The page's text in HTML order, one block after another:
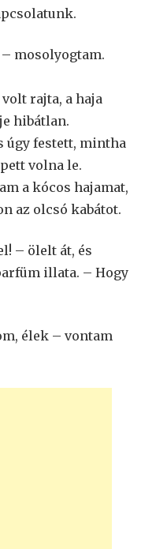
mosolyogtam.
rajta, a haja
hibátlan.
úgy festett, mintha
volna le.
a kócos hajamat,
az olcsó kabátot.
– ölelt át, és
illata. – Hogy
élek – vontam